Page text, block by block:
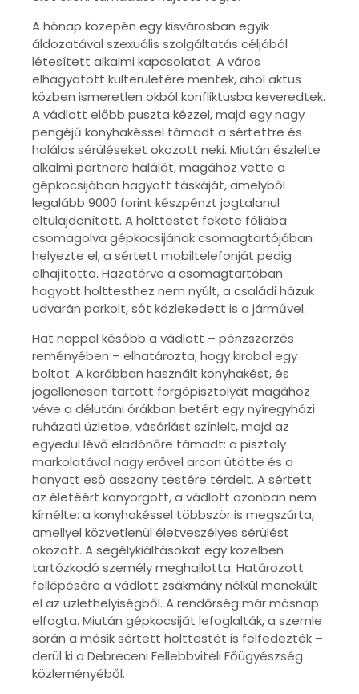
A hónap közepén egy kisvárosban egyik
áldozatával szexuális szolgáltatás céljából
létesített alkalmi kapcsolatot. A város
elhagyatott külterületére mentek, ahol aktus
közben ismeretlen okból konfliktusba keveredtek.
A vádlott előbb puszta kézzel, majd egy nagy
pengéjű konyhakéssel támadt a sértettre és
halálos sérüléseket okozott neki. Miután észlelte
alkalmi partnere halálát, magához vette a
gépkocsijában hagyott táskáját, amelyből
legalább 9000 forint készpénzt jogtalanul
eltulajdonított. A holttestet fekete fóliába
csomagolva gépkocsijának csomagtartójában
helyezte el, a sértett mobiltelefonját pedig
elhajította. Hazatérve a csomagtartóban
hagyott holttesthez nem nyúlt, a családi házuk
udvarán parkolt, sőt közlekedett is a járművel.
Hat nappal később a vádlott – pénzszerzés
reményében – elhatározta, hogy kirabol egy
boltot. A korábban használt konyhakést, és
jogellenesen tartott forgópisztolyát magához
véve a délutáni órákban betért egy nyíregyházi
ruházati üzletbe, vásárlást színlelt, majd az
egyedül lévő eladónőre támadt: a pisztoly
markolatával nagy erővel arcon ütötte és a
hanyatt eső asszony testére térdelt. A sértett
az életéért könyörgött, a vádlott azonban nem
kímélte: a konyhakéssel többször is megszúrta,
amellyel közvetlenül életveszélyes sérülést
okozott. A segélykiáltásokat egy közelben
tartózkodó személy meghallotta. Határozott
fellépésére a vádlott zsákmány nélkül menekült
el az üzlethelyiségből. A rendőrség már másnap
elfogta. Miután gépkocsiját lefoglalták, a szemle
során a másik sértett holttestét is felfedezték –
derül ki a Debreceni Fellebbviteli Főügyészség
közleményéből.